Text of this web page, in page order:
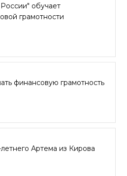
обучает
грамотности
финансовую грамотность
Артема из Кирова